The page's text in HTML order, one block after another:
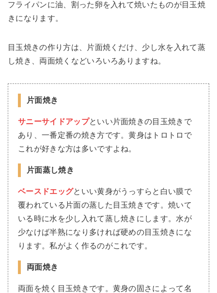
フライパンに油、割った卵を入れて焼いたものが目玉焼
きになります。
目玉焼きの作り方は、片面焼くだけ、少し水を入れて蒸
し焼き、両面焼くなどいろいろありますね。
片面焼き
サニーサイドアップといい片面焼きの目玉焼きで
あり、一番定番の焼き方です。黄身はトロトロで
これが好きな方は多いですよね。
片面蒸し焼き
ベースドエッグといい黄身がうっすらと白い膜で
覆われている片面の蒸した目玉焼きです。焼いて
いる時に水を少し入れて蒸し焼きにします。水が
少なけば半熟になり多ければ硬めの目玉焼きにな
ります。私がよく作るのがこれです。
両面焼き
両面を焼く目玉焼きです。黄身の固さによって名